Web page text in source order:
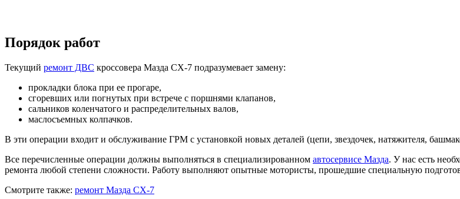
Порядок работ
Текущий ремонт ДВС кроссовера Мазда CX-7 подразумевает замену:
прокладки блока при ее прогаре,
сгоревших или погнутых при встрече с поршнями клапанов,
сальников коленчатого и распределительных валов,
маслосъемных колпачков.
В эти операции входит и обслуживание ГРМ с установкой новых деталей (цепи, звездочек, натяжителя,
Все перечисленные операции должны выполняться в специализированном автосервисе Мазда. У нас есть
ремонта любой степени сложности. Работу выполняют опытные мотористы, прошедшие специальную
Смотрите также: ремонт Мазда СХ-7